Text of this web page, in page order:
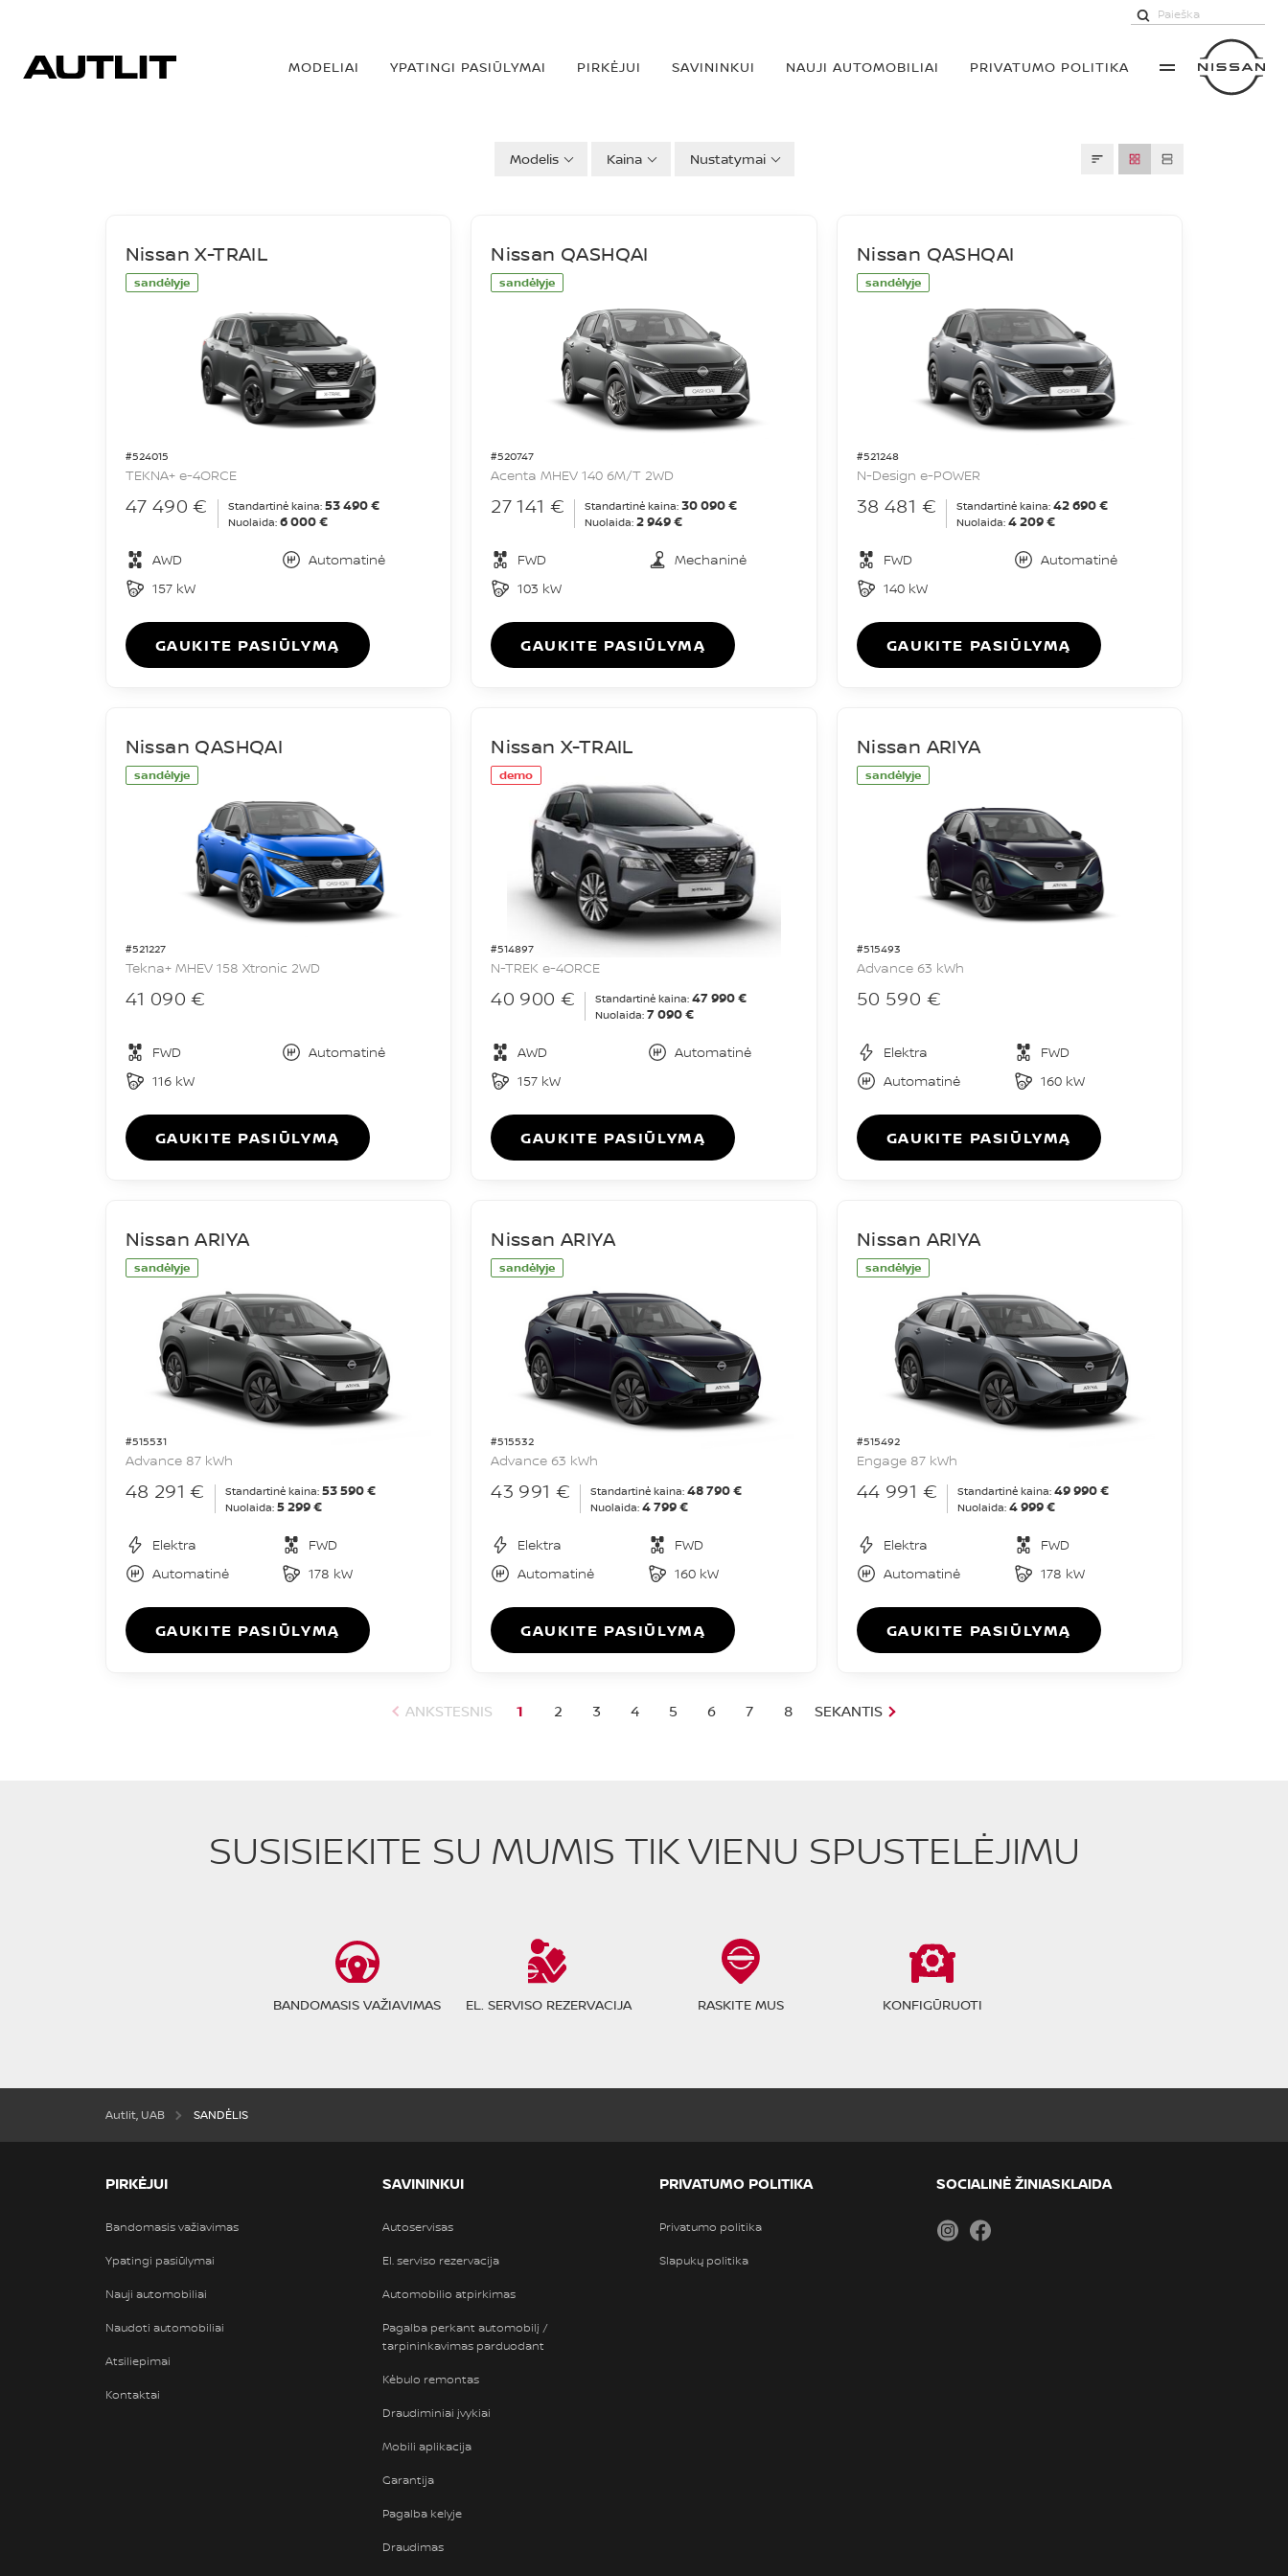
MODELIAI YPATINGI PASIŪLYMAI PIRKĖJUI SAVININKUI NAUJI AUTOMOBILIAI PRIVATUMO POLITIKA
Modelis Kaina Nustatymai
sandėlyje
#524015
Nissan X-TRAIL
TEKNA+ e-4ORCE
47 490 € Standartinė kaina: 53 490 €
Nuolaida: 6 000 €
AWD
Automatinė
157 kW
GAUKITE PASIŪLYMĄ
sandėlyje
#520747
Nissan QASHQAI
Acenta MHEV 140 6M/T 2WD
27 141 € Standartinė kaina: 30 090 €
Nuolaida: 2 949 €
FWD
Mechaninė
103 kW
GAUKITE PASIŪLYMĄ
sandėlyje
#521248
Nissan QASHQAI
N-Design e-POWER
38 481 € Standartinė kaina: 42 690 €
Nuolaida: 4 209 €
FWD
Automatinė
140 kW
GAUKITE PASIŪLYMĄ
sandėlyje
#521227
Nissan QASHQAI
Tekna+ MHEV 158 Xtronic 2WD
41 090 €
FWD
Automatinė
116 kW
GAUKITE PASIŪLYMĄ
demo
#514897
Nissan X-TRAIL
N-TREK e-4ORCE
40 900 € Standartinė kaina: 47 990 €
Nuolaida: 7 090 €
AWD
Automatinė
157 kW
GAUKITE PASIŪLYMĄ
sandėlyje
#515493
Nissan ARIYA
Advance 63 kWh
50 590 €
Elektra
FWD
Automatinė
160 kW
GAUKITE PASIŪLYMĄ
sandėlyje
#515531
Nissan ARIYA
Advance 87 kWh
48 291 € Standartinė kaina: 53 590 €
Nuolaida: 5 299 €
Elektra
FWD
Automatinė
178 kW
GAUKITE PASIŪLYMĄ
sandėlyje
#515532
Nissan ARIYA
Advance 63 kWh
43 991 € Standartinė kaina: 48 790 €
Nuolaida: 4 799 €
Elektra
FWD
Automatinė
160 kW
GAUKITE PASIŪLYMĄ
sandėlyje
#515492
Nissan ARIYA
Engage 87 kWh
44 991 € Standartinė kaina: 49 990 €
Nuolaida: 4 999 €
Elektra
FWD
Automatinė
178 kW
GAUKITE PASIŪLYMĄ
ANKSTESNIS SEKANTIS
1 2 3 4 5 6 7 8
SUSISIEKITE SU MUMIS TIK VIENU SPUSTELĖJIMU
BANDOMASIS VAŽIAVIMAS EL. SERVISO REZERVACIJA RASKITE MUS KONFIGŪRUOTI
Autlit, UAB SANDĖLIS
PIRKĖJUI
Bandomasis važiavimas
Ypatingi pasiūlymai
Nauji automobiliai
Naudoti automobiliai
Atsiliepimai
Kontaktai
SAVININKUI
Autoservisas
El. serviso rezervacija
Automobilio atpirkimas
Pagalba perkant automobilį /
tarpininkavimas parduodant
Kėbulo remontas
Draudiminiai įvykiai
Mobili aplikacija
Garantija
Pagalba kelyje
Draudimas
PRIVATUMO POLITIKA
Privatumo politika
Slapukų politika
SOCIALINĖ ŽINIASKLAIDA
Instagram